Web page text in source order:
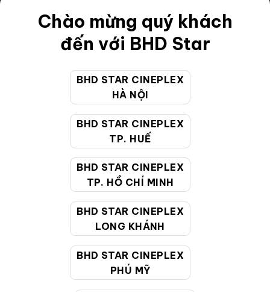
Chào mừng quý khách
đến với BHD Star
BHD STAR CINEPLEX
HÀ NỘI
BHD STAR CINEPLEX
TP. HUẾ
BHD STAR CINEPLEX
TP. HỒ CHÍ MINH
BHD STAR CINEPLEX
LONG KHÁNH
BHD STAR CINEPLEX
PHÚ MỸ
Điều khoản
Hướng dẫn đặt vé trực tuyến
Chính sách bảo vệ thông tin cá nhân của người tiêu
CHĂM SÓC KHÁCH HÀNG
19002099
gồm cả Lễ, Tết)
cskh@bhdstar.vn
MẠNG XÃ HỘI